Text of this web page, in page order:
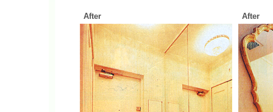
After After